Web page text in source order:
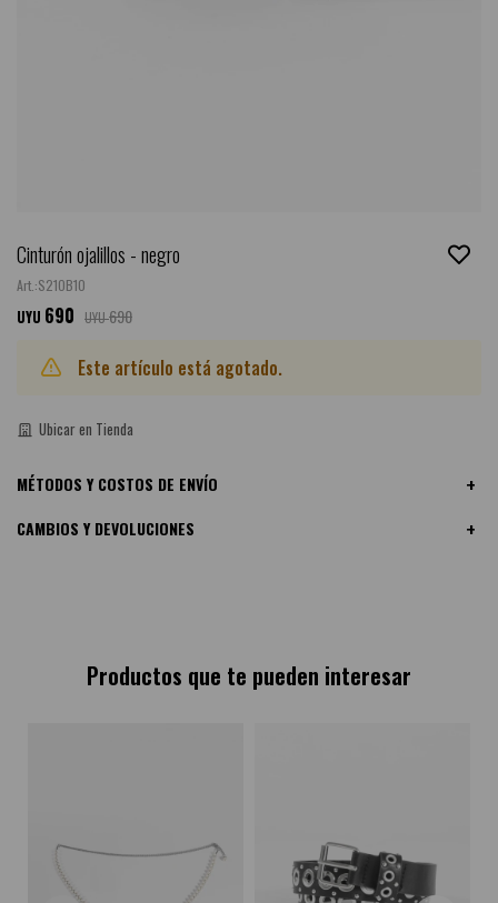
Cinturón ojalillos - negro
S21OB10
UYU 690 UYU690
Este artículo está agotado.
Ubicar en Tienda
MÉTODOS Y COSTOS DE ENVÍO
CAMBIOS Y DEVOLUCIONES
Productos que te pueden interesar